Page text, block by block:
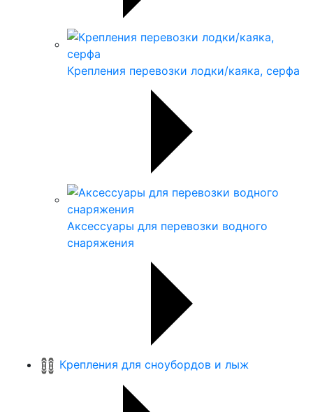
Крепления перевозки лодки/каяка, серфа
Аксессуары для перевозки водного
снаряжения
Крепления для сноубордов и лыж